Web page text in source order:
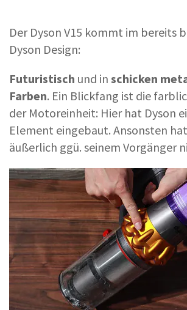
Der Dyson V15 kommt im bereits
Dyson Design:
Futuristisch und in schicken
Farben. Ein Blickfang ist die
der Motoreinheit: Hier hat Dyson
Element eingebaut. Ansonsten
äußerlich ggü. seinem Vorgänger